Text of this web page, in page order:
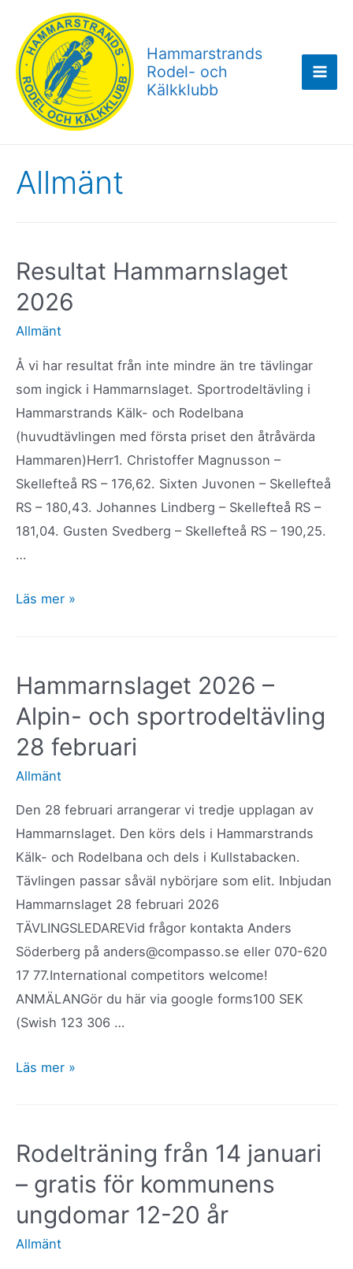
innehåll
Hammarstrands
Rodel- och
Kälkklubb
Allmänt
Resultat Hammarnslaget
2026
Allmänt
Å vi har resultat från inte mindre än tre tävlingar
som ingick i Hammarnslaget. Sportrodeltävling i
Hammarstrands Kälk- och Rodelbana
(huvudtävlingen med första priset den åtråvärda
Hammaren)Herr1. Christoffer Magnusson –
Skellefteå RS – 176,62. Sixten Juvonen – Skellefteå
RS – 180,43. Johannes Lindberg – Skellefteå RS –
181,04. Gusten Svedberg – Skellefteå RS – 190,25.
…
Resultat
Läs mer »
Hammarnslaget 2026 –
Alpin- och sportrodeltävling
28 februari
Allmänt
Den 28 februari arrangerar vi tredje upplagan av
Hammarnslaget. Den körs dels i Hammarstrands
Kälk- och Rodelbana och dels i Kullstabacken.
Tävlingen passar såväl nybörjare som elit. Inbjudan
Hammarnslaget 28 februari 2026
TÄVLINGSLEDAREVid frågor kontakta Anders
Söderberg på anders@compasso.se eller 070-620
17 77.International competitors welcome!
ANMÄLANGör du här via google forms100 SEK
(Swish 123 306 …
Hammarnslaget
och
sportrodeltävling
28
februari
Läs mer »
Rodelträning från 14 januari
– gratis för kommunens
ungdomar 12-20 år
Allmänt